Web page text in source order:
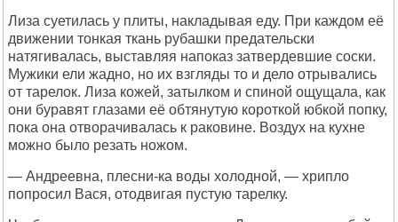
Лиза суетилась у плиты, накладывая еду. При каждом её
движении тонкая ткань рубашки предательски
натягивалась, выставляя напоказ затвердевшие соски.
Мужики ели жадно, но их взгляды то и дело отрывались
от тарелок. Лиза кожей, затылком и спиной ощущала, как
они буравят глазами её обтянутую короткой юбкой попку,
пока она отворачивалась к раковине. Воздух на кухне
можно было резать ножом.
— Андреевна, плесни-ка воды холодной, — хрипло
попросил Вася, отодвигая пустую тарелку.